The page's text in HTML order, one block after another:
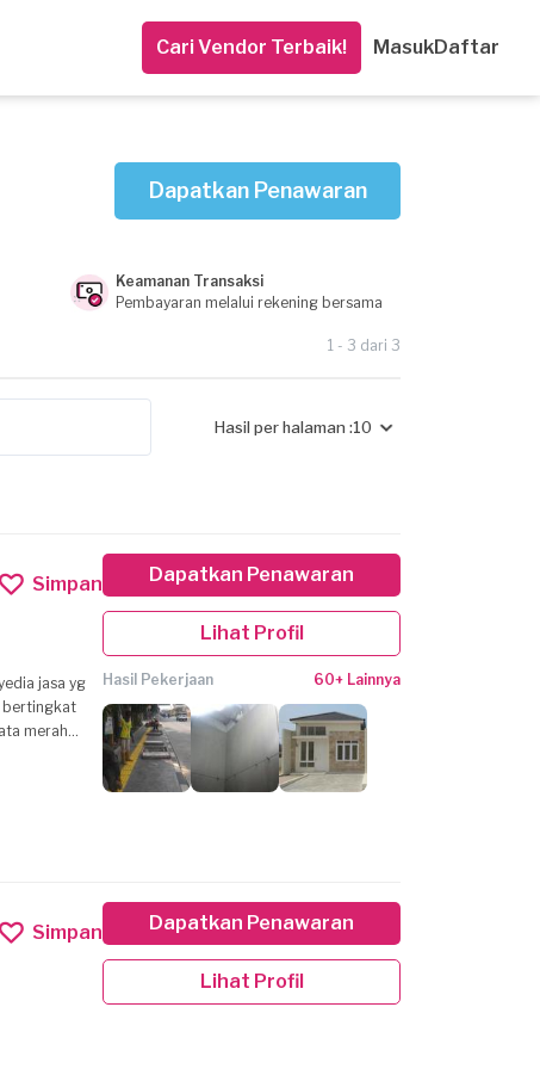
Cari Vendor Terbaik! MasukDaftar
Dapatkan Penawaran
Keamanan Transaksi
Pembayaran melalui rekening bersama
1 - 3 dari 3
Hasil per halaman :10
Simpan Dapatkan Penawaran
Lihat Profil
Hasil Pekerjaan 60+ Lainnya
Simpan Dapatkan Penawaran
Lihat Profil